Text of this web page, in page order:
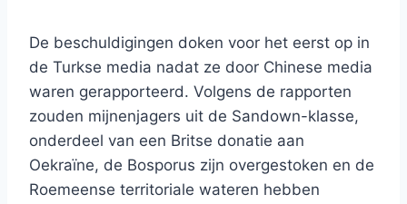
De beschuldigingen doken voor het eerst op in
de Turkse media nadat ze door Chinese media
waren gerapporteerd. Volgens de rapporten
zouden mijnenjagers uit de Sandown-klasse,
onderdeel van een Britse donatie aan
Oekraïne, de Bosporus zijn overgestoken en de
Roemeense territoriale wateren hebben